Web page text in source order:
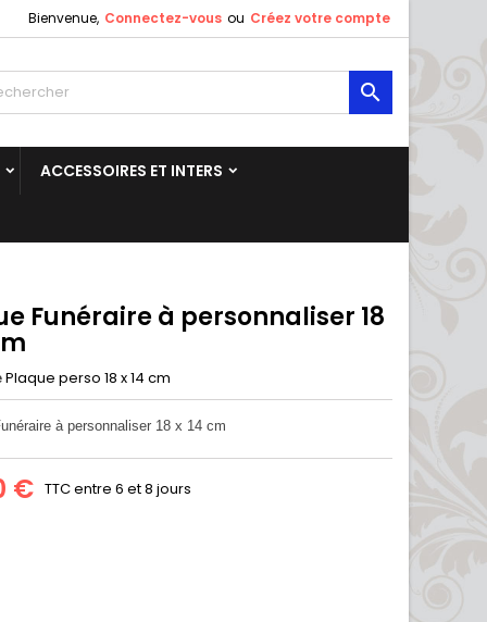
Bienvenue, Connectez-vous ou Créez votre compte

ACCESSOIRES ET INTERS
Funéraire à personnaliser 18
Plaque perso 18 x 14 cm
à personnaliser 18 x 14 cm
€ TTCentre 6 et 8 jours